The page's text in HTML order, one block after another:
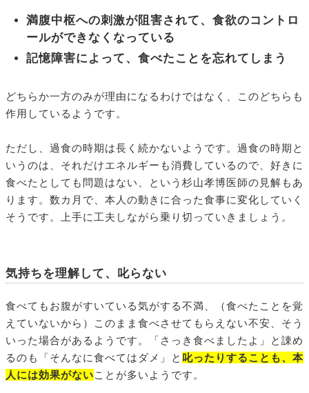
満腹中枢への刺激が阻害されて、 食欲のコントロ
ールができなく なっている
記憶障害によって、 食べたことを忘れて しまう
どちらか一方のみが理由になるわけではなく、このどちらも
作用しているようです。
ただし、過食の時期は長く続かないようです。過食の時期と
いうのは、それだけエネルギーも消費しているので、好きに
食べたとしても問題はない、という杉山孝博医師の見解もあ
ります。数カ月で、本人の動きに合った食事に変化していく
そうです。上手に工夫しながら乗り切っていきましょう。
気持ちを理解して、叱らない
食べてもお腹がすいている気がする不満、（食べたことを覚
えていないから）このまま食べさせてもらえない不安、そう
いった場合があるようです。「さっき食べましたよ」と諌め
るのも「そんなに食べてはダメ」と 叱ったりすることも、本
人には効果がないことが多いようです。